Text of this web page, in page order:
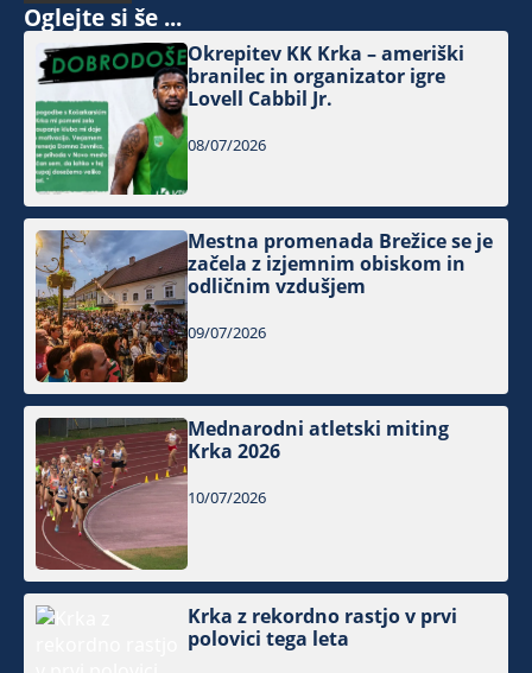
Oglejte si še ...
Okrepitev KK Krka – ameriški
branilec in organizator igre
Lovell Cabbil Jr.
08/07/2026
Mestna promenada Brežice se je
začela z izjemnim obiskom in
odličnim vzdušjem
09/07/2026
Mednarodni atletski miting
Krka 2026
10/07/2026
Krka z rekordno rastjo v prvi
polovici tega leta